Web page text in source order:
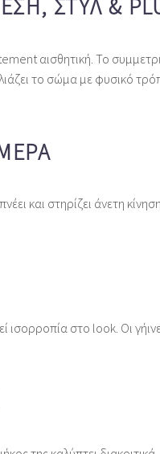
ΣΤΥΛ &
αισθητική. Το
το σώμα με φυσικό
και στηρίζει άνετη
στο look. Οι